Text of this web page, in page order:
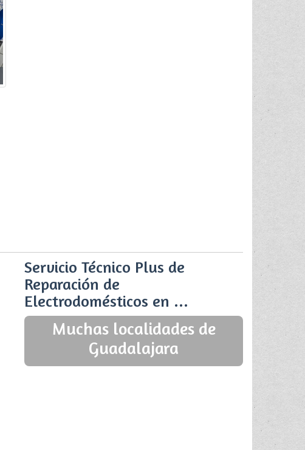
Servicio Técnico Plus de
Reparación de
Electrodomésticos en ...
Muchas localidades de
Guadalajara